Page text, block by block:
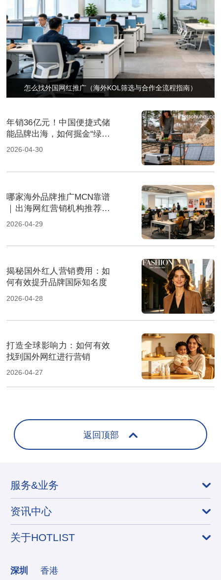
怎么找外国网红推广（海外KOL筛选与合作全流程指南）
年销36亿元！中国便捷式储
能品牌出海，如何掘金“绿色
经济”新风口
2026-04-30
哪家海外品牌推广MCN靠谱
｜出海网红营销机构推荐指
南
2026-04-29
揭秘国外红人营销费用：如
何有效提升品牌国际知名度
2026-04-28
打造全球影响力：如何有效
找到国外网红进行营销
2026-04-27
返回顶部
服务&业务
资讯中心
关于HOTLIST
深圳 香港